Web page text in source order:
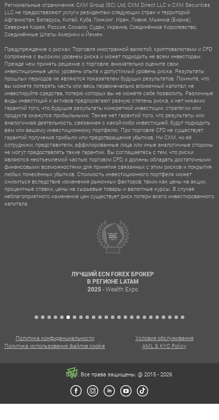
Региональные ограничения: CXM Group (SC) Ltd, CXM Direct LLC и CXM Securities
LLC не предоставляют услуги резидентам следующих стран и территорий:
Афганистан, Беларусь, Китай, Куба, Гонконг, Иран, Ливия, Мьянма (Бирма),
Северная Корея, Россия, Сомали, Судан, Украина, Соединённое Королевство,
Соединённые Штаты Америки и Йемен.
Предупреждение о рисках: Торговля иностранной валютой, криптовалютами и CFD
сопряжена с высоким уровнем риска и может подходить не всем инвесторам.
Прежде чем принять решение о торговле, внимательно оцените свои
инвестиционные цели, уровень опыта и допустимый уровень риска. Результаты
прошлых периодов не являются показателем будущих результатов. Помните, что
вы можете потерять часть или весь первоначально вложенный капитал; не
инвестируйте средства, потерю которых вы не можете себе позволить. Различные
виды инвестиций и активов предполагают разную степень риска, и нет никаких
гарантий того, что будущие результаты конкретной инвестиции, стратегии или
продукта окажутся прибыльными. Также нет гарантий того, что результаты или
аналогичная деятельность, связанная с какой-либо инвестицией, будут подходить
вам или вашему инвестиционному портфелю. При торговле CFD не существует
гарантий получения прибыли или предотвращения убытков. Ни CXM, ни её
сотрудники, представители, аффилированные лица или иные аналогичные стороны
не могут предоставлять такие гарантии. Вы соглашаетесь с тем, что риски
являются неотъемлемой частью торговли CFD, и должны обладать достаточными
финансовыми возможностями для принятия связанных с этим рисков и покрытия
любых понесённых убытков. Стоимость инвестиционного портфеля может
снизиться вследствие изменения рыночных факторов, таких как цены на акции,
процентные ставки, цены на сырьевые товары и валютные курсы. В случае
неблагоприятного изменения цен существует риск потери всего инвестированного
капитала.
ЛУЧШИЙ ECN FOREX БРОКЕР
В РЕГИОНЕ LATAM
2025- Wealth Expo
Политика конфиденциальности
Условия обслуживания
Политика использования файлов cookie
AML & KYC Policy
CXM. Все права защищены. @ 2015 - 2026